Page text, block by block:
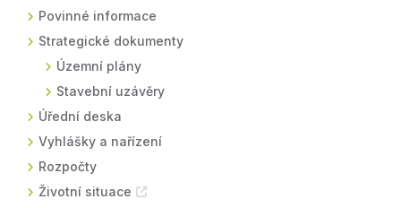
Povinné informace
Strategické dokumenty
Územní plány
Stavební uzávěry
Úřední deska
Vyhlášky a nařízení
Rozpočty
Životní situace